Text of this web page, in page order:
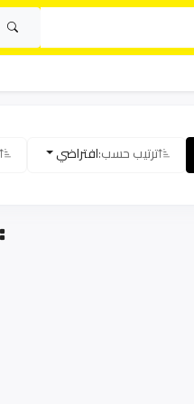
ترتيب حسب:افتراضي